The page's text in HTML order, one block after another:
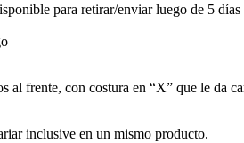
para retirar/enviar luego de 5
frente, con costura en “X” que le da
inclusive en un mismo producto.